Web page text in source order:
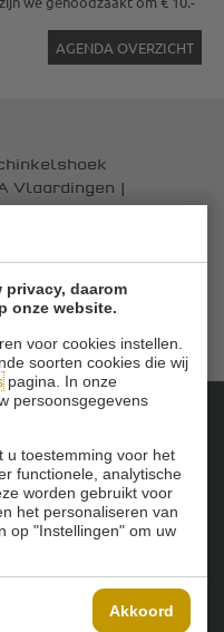
privacy, daarom
onze website.
voor cookies instellen.
soorten cookies die wij
pagina. In onze
persoonsgegevens
u toestemming voor het
functionele, analytische
worden gebruikt voor
het personaliseren van
op "Instellingen" om uw
Akkoord
AGENDA OVERZICHT
Vlaardingen |